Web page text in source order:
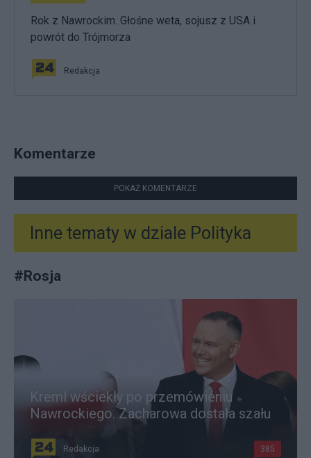
Rok z Nawrockim. Głośne weta, sojusz z USA i
powrót do Trójmorza
Redakcja
Komentarze
POKAŻ KOMENTARZE
Inne tematy w dziale Polityka
#Rosja
Kreml wściekły po przemówieniu
Nawrockiego. Zacharowa dostała szału
Redakcja 385